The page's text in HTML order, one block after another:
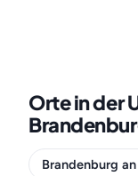
Orte in der
Brandenburg